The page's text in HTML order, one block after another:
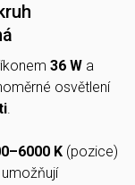
36 W a
osvětlení
.
K (pozice)
umožňují